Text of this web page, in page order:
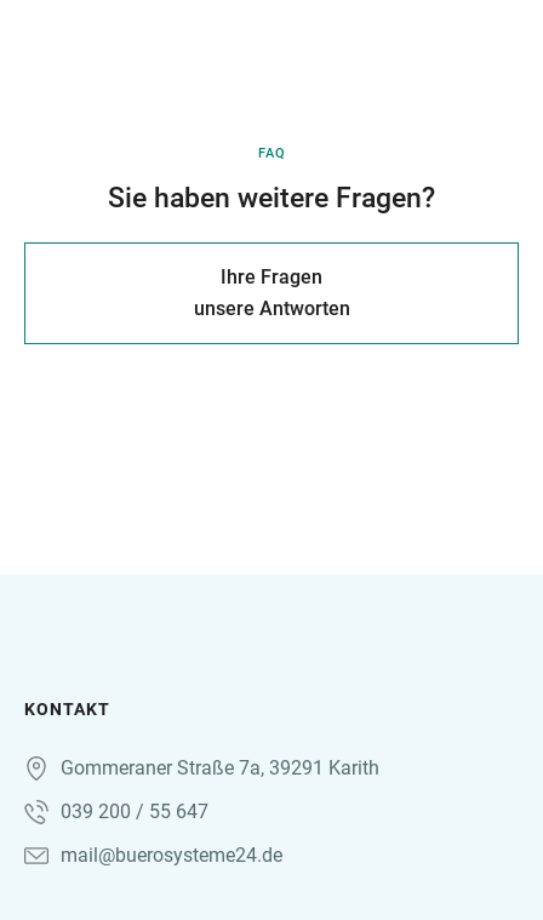
FAQ
Sie haben weitere Fragen?
Ihre Fragen
unsere Antworten
Gommeraner Straße 7a, 39291 Karith
KONTAKT
039 200 / 55 647
mail@buerosysteme24.de